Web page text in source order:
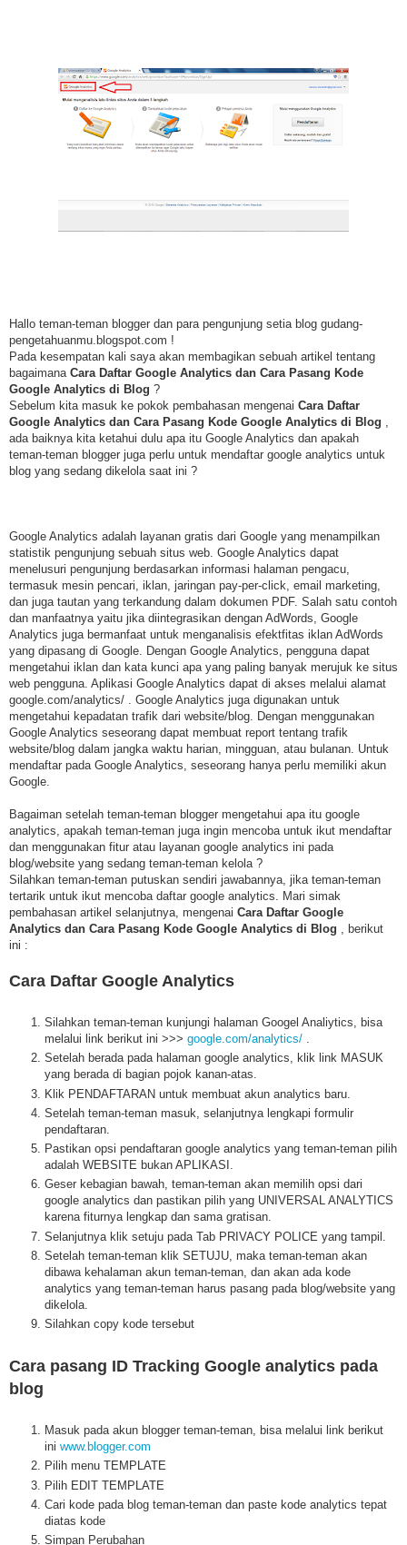
Hallo teman-teman blogger dan para pengunjung setia blog gudang-
pengetahuanmu.blogspot.com !
Pada kesempatan kali saya akan membagikan sebuah artikel tentang
bagaimana Cara Daftar Google Analytics dan Cara Pasang Kode
Google Analytics di Blog ?
Sebelum kita masuk ke pokok pembahasan mengenai Cara Daftar
Google Analytics dan Cara Pasang Kode Google Analytics di Blog
ada baiknya kita ketahui dulu apa itu Google Analytics dan apakah
teman-teman blogger juga perlu untuk mendaftar google analytics untuk
blog yang sedang dikelola saat ini ?
Google Analytics adalah layanan gratis dari Google yang menampilkan
statistik pengunjung sebuah situs web. Google Analytics dapat
menelusuri pengunjung berdasarkan informasi halaman pengacu,
termasuk mesin pencari, iklan, jaringan pay-per-click, email marketing,
dan juga tautan yang terkandung dalam dokumen PDF. Salah satu contoh
dan manfaatnya yaitu jika diintegrasikan dengan AdWords, Google
Analytics juga bermanfaat untuk menganalisis efektfitas iklan AdWords
yang dipasang di Google. Dengan Google Analytics, pengguna dapat
mengetahui iklan dan kata kunci apa yang paling banyak merujuk ke situs
web pengguna. Aplikasi Google Analytics dapat di akses melalui alamat
google.com/analytics/ . Google Analytics juga digunakan untuk
mengetahui kepadatan trafik dari website/blog. Dengan menggunakan
Google Analytics seseorang dapat membuat report tentang trafik
website/blog dalam jangka waktu harian, mingguan, atau bulanan. Untuk
mendaftar pada Google Analytics, seseorang hanya perlu memiliki akun
Google.
Bagaiman setelah teman-teman blogger mengetahui apa itu google
analytics, apakah teman-teman juga ingin mencoba untuk ikut mendaftar
dan menggunakan fitur atau layanan google analytics ini pada
blog/website yang sedang teman-teman kelola ?
Silahkan teman-teman putuskan sendiri jawabannya, jika teman-teman
tertarik untuk ikut mencoba daftar google analytics. Mari simak
pembahasan artikel selanjutnya, mengenai Cara Daftar Google
Analytics dan Cara Pasang Kode Google Analytics di Blog , berikut
ini :
Cara Daftar Google Analytics
Silahkan teman-teman kunjungi halaman Googel Analiytics, bisa
melalui link berikut ini >>> google.com/analytics/ .
Setelah berada pada halaman google analytics, klik link MASUK
yang berada di bagian pojok kanan-atas.
Klik PENDAFTARAN untuk membuat akun analytics baru.
Setelah teman-teman masuk, selanjutnya lengkapi formulir
pendaftaran.
Pastikan opsi pendaftaran google analytics yang teman-teman pilih
adalah WEBSITE bukan APLIKASI.
Geser kebagian bawah, teman-teman akan memilih opsi dari
google analytics dan pastikan pilih yang UNIVERSAL ANALYTICS
karena fiturnya lengkap dan sama gratisan.
Selanjutnya klik setuju pada Tab PRIVACY POLICE yang tampil.
Setelah teman-teman klik SETUJU, maka teman-teman akan
dibawa kehalaman akun teman-teman, dan akan ada kode
analytics yang teman-teman harus pasang pada blog/website yang
dikelola.
Silahkan copy kode tersebut
Cara pasang ID Tracking Google analytics pada
blog
Masuk pada akun blogger teman-teman, bisa melalui link berikut
ini www.blogger.com
Pilih menu TEMPLATE
Pilih EDIT TEMPLATE
Cari kode pada blog teman-teman dan paste kode analytics tepat
diatas kode
Simpan Perubahan